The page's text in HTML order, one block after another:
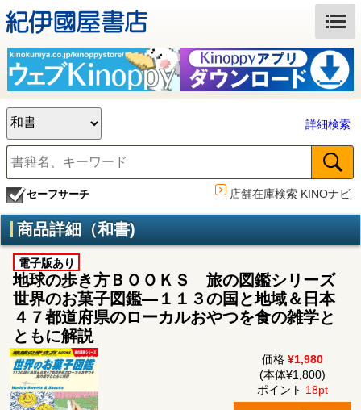
詳細検索
セーフサーチ 店舗在庫検索 KINOナビ
商品詳細（和書)
電子版あり
地球の歩き方ＢＯＯＫＳ 旅の図鑑シリーズ
世界のお菓子図鑑―１１３の国と地域＆日本
４７都道府県のローカルおやつを食の雑学と
ともに解説
価格 ¥1,980
(本体¥1,800)
ポイント 18pt